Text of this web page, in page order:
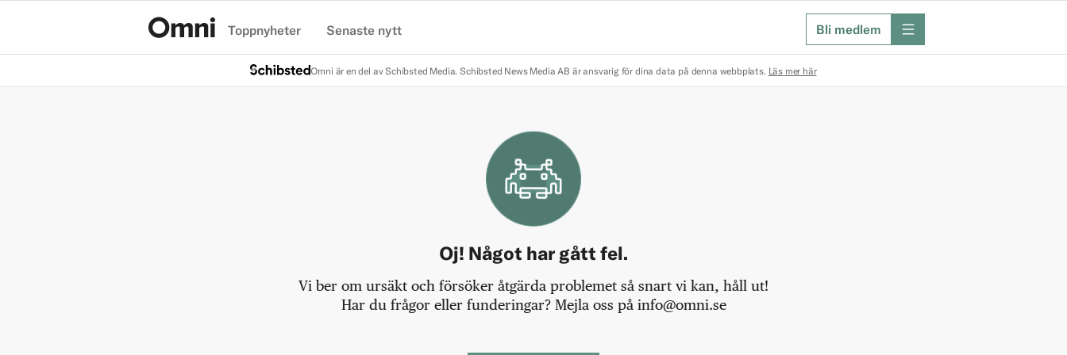
Toppnyheter Senaste nytt Bli medlem meny
Omni är en del av Schibsted Media. Schibsted News Media AB är ansvarig för dina data på denna webbplats. Läs mer här
Oj! Något har gått fel.
Vi ber om ursäkt och försöker åtgärda problemet så snart vi kan, håll ut!
Har du frågor eller funderingar? Mejla oss på info@omni.se